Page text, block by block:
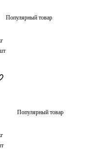
Популярный товар
Популярный товар